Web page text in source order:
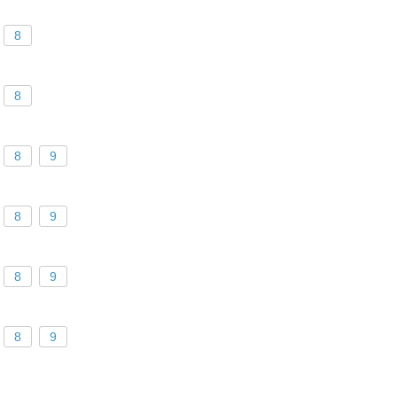
8
8
8 9
8 9
8 9
8 9